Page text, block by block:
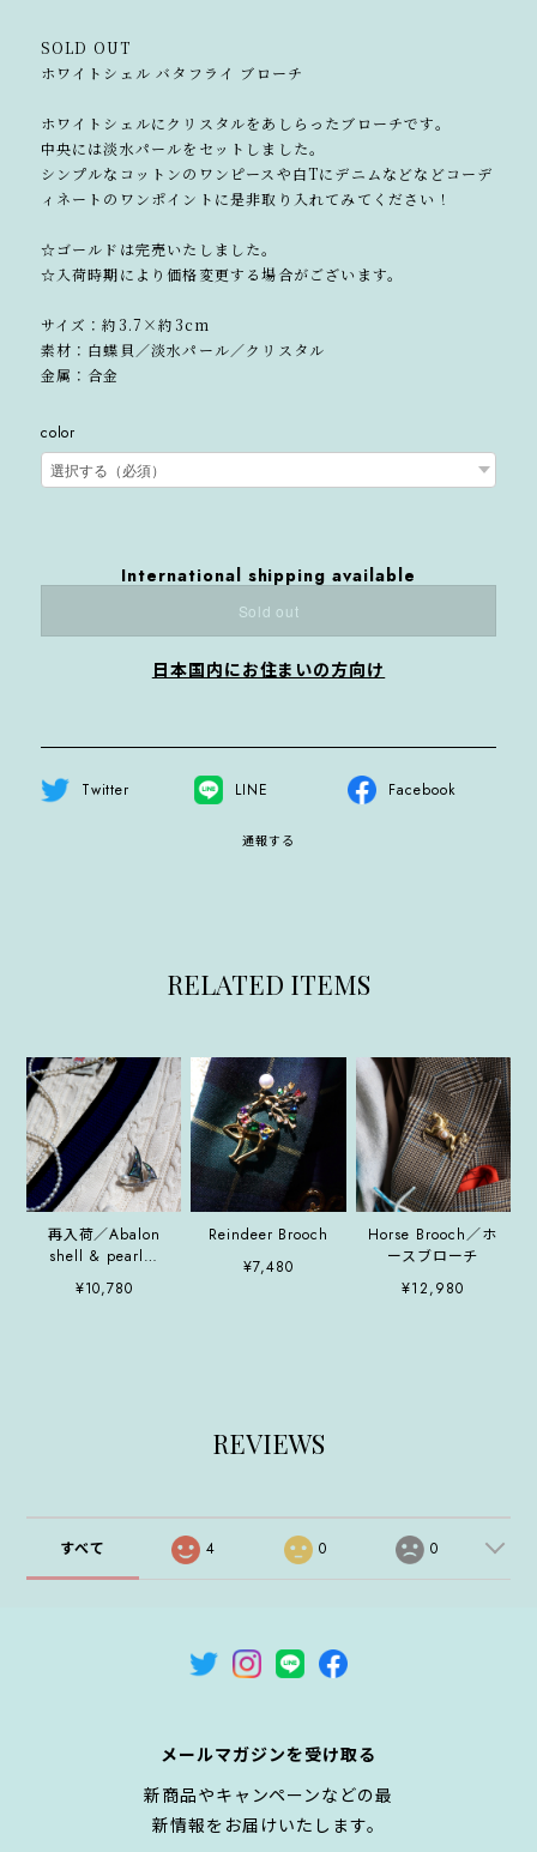
SOLD OUT
ホワイトシェル バタフライ ブローチ
ホワイトシェルにクリスタルをあしらったブローチです。
中央には淡水パールをセットしました。
シンプルなコットンのワンピースや白Tにデニムなどなどコーデ
ィネートのワンポイントに是非取り入れてみてください！
☆ゴールドは完売いたしました。
☆入荷時期により価格変更する場合がございます。
サイズ：約3.7×約3cm
素材：白蝶貝／淡水パール／クリスタル
金属：合金
color
International shipping available
Sold out
日本国内にお住まいの方向け
Twitter LINE Facebook
通報する
RELATED ITEMS
再入荷／Abalon
shell & pearl／
Brooch
¥10,780
Reindeer Brooch
¥7,480
Horse Brooch／ホ
ースブローチ
¥12,980
REVIEWS
すべて 4 0 0
メールマガジンを受け取る
新商品やキャンペーンなどの最
新情報をお届けいたします。